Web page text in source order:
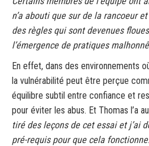
n’a abouti que sur de la rancoeur
des règles qui sont devenues
l’émergence de pratiques
En effet, dans des environnements
la vulnérabilité peut être perçue
équilibre subtil entre confiance et
pour éviter les abus. Et Thomas l’a
tiré des leçons de cet essai et j’ai
pré-requis pour que cela